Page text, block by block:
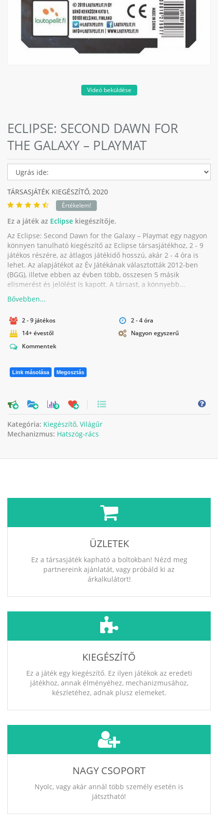
Videó beküldése
ECLIPSE: SECOND DAWN FOR
THE GALAXY – PLAYMAT
TÁRSASJÁTÉK KIEGÉSZÍTŐ, 2020
Értékelem!
Ez a játék az Eclipse kiegészítője.
Az Eclipse: Second Dawn for the Galaxy – Playmat egy nagyon
könnyen tanulható kiegészítő az Eclipse társasjátékhoz, 2 - 9
játékos részére, az átlagos játékidő hosszú, akár 2 - 4 óra is
lehet. Az alapjátékot az Év Játékának választották 2012-ben
(BGG), illetve ebben az évben több, összesen 5 másik
elismerést és jelölést is kapott. A társast, a könnyebb...
2 - 9 játékos
2 - 4 óra
14+ évestől
Nagyon egyszerű
Kommentek
Link másolása Megosztás
0
Kategória: Kiegészítő, Világűr
Mechanizmus: Hatszög-rács
ÜZLETEK
Ez a társasjáték kapható a boltokban! Nézd meg
partnereink ajánlatát, vagy próbáld ki az
árkalkulátort!
KIEGÉSZÍTŐ
Ez a játék egy kiegészítő. Ez ilyen játékok az eredeti
játékhoz, annak élményéhez, mechanizmusához,
készletéhez, adnak plusz elemeket.
NAGY CSOPORT
Nyolc, vagy akár annál több személy esetén is
játsztható!